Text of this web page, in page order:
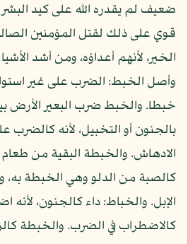
ضعيف لم يقدره الله على كيد
قوي على ذلك لقتل المؤمنين
الخير، لأنهم أعداؤه، ومن أشد
وأصل الخبط: الضرب على غير
خبطا. والخبط ضرب البعير الأرض
بالجنون أو التخبيل، لأنه كالضرب
الادهاش. والخبطة البقية من طعام
كالصبة من الدلو وهي الخبطة به،
الإبل. والخباط: داء كالجنون، لأنه
كالاضطراب في الضرب. والخبطة